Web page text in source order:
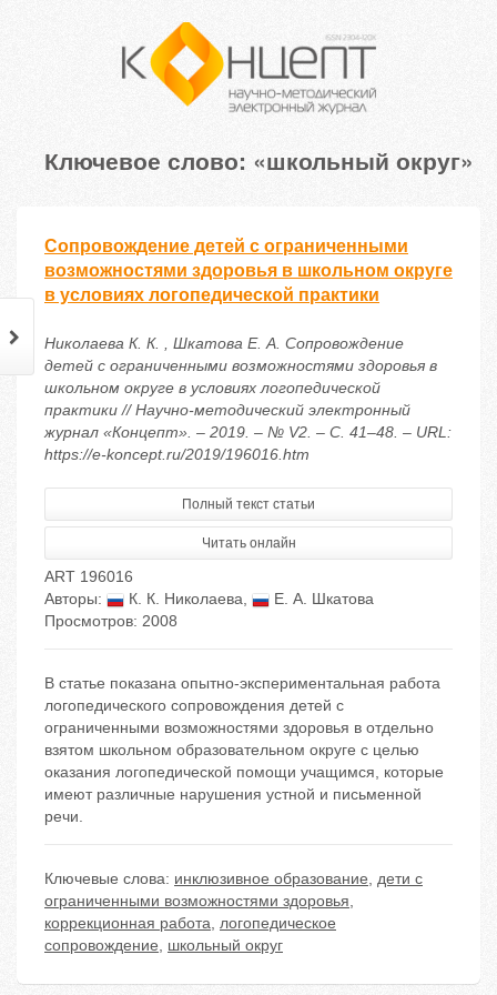
Ключевое слово: «школьный округ»
Сопровождение детей с ограниченными
возможностями здоровья в школьном округе
в условиях логопедической практики
Николаева К. К. , Шкатова Е. А. Сопровождение
детей с ограниченными возможностями здоровья в
школьном округе в условиях логопедической
практики // Научно-методический электронный
журнал «Концепт». – 2019. – № V2. – С. 41–48. – URL:
https://e-koncept.ru/2019/196016.htm
Полный текст статьи
Читать онлайн
ART 196016
Авторы:
К. К. Николаева,
Е. А. Шкатова
Просмотров: 2008
В статье показана опытно-экспериментальная работа
логопедического сопровождения детей с
ограниченными возможностями здоровья в отдельно
взятом школьном образовательном округе с целью
оказания логопедической помощи учащимся, которые
имеют различные нарушения устной и письменной
речи.
Ключевые слова: инклюзивное образование, дети с
ограниченными возможностями здоровья,
коррекционная работа, логопедическое
сопровождение, школьный округ